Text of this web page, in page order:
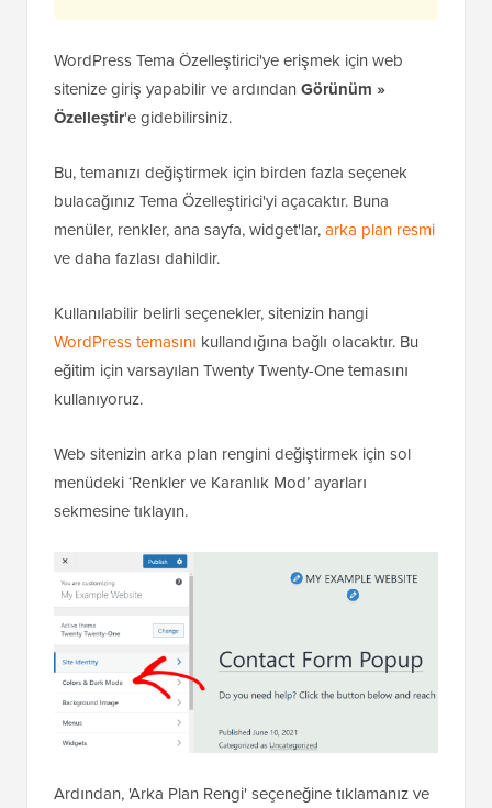
WordPress Tema Özelleştirici'ye erişmek için web
sitenize giriş yapabilir ve ardından Görünüm »
Özelleştir'e gidebilirsiniz.
Bu, temanızı değiştirmek için birden fazla seçenek
bulacağınız Tema Özelleştirici'yi açacaktır. Buna
menüler, renkler, ana sayfa, widget'lar,arka plan resmi
ve daha fazlası dahildir.
Kullanılabilir belirli seçenekler, sitenizin hangi
WordPress temasını kullandığına bağlı olacaktır. Bu
eğitim için varsayılan Twenty Twenty-One temasını
kullanıyoruz.
Web sitenizin arka plan rengini değiştirmek için sol
menüdeki ‘Renkler ve Karanlık Mod’ ayarları
sekmesine tıklayın.
Ardından, 'Arka Plan Rengi' seçeneğine tıklamanız ve